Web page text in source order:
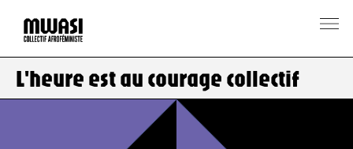
L'heure est au courage collectif